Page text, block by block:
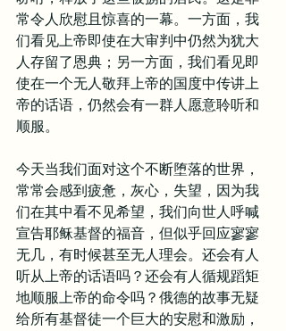
常令人欣慰且惊喜的一幕。一方面，我
们看见上帝即使在大审判中仍然为犹大
人存留了恩典；另一方面，我们看见即
使在一个无人敬拜上帝的国度中传讲上
帝的话语，仍然会有一群人愿意聆听和
顺服。
今天当我们面对这个不断堕落的世界，
常常会感到疲惫，灰心，失望，因为我
们在其中看不见希望，我们向世人呼喊
宣告耶稣基督的福音，但似乎回应寥寥
无几，有时候甚至无人理会。还会有人
听从上帝的话语吗？还会有人循规蹈矩
地顺服上帝的命令吗？俄德的故事无疑
给所有基督徒一个巨大的安慰和激励，